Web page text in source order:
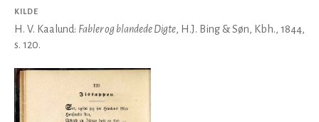
KILDE
H. V. Kaalund: Fabler og blandede Digte, H.J. Bing & Søn, Kbh., 1844,
s. 120.